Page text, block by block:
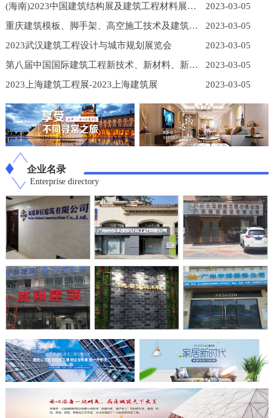
(海南)2023中国建筑结构展及建筑工程材料展览会
2023-03-05
重庆建筑模板、脚手架、高空施工技术及建筑工程机械展
2023-03-05
2023武汉建筑工程设计与城市规划展览会
2023-03-05
第八届中国国际建筑工程新技术、新材料、新工艺及新装备博览会
2023-03-05
2023上海建筑工程展-2023上海建筑展
2023-03-05
企业名录
Enterprise directory